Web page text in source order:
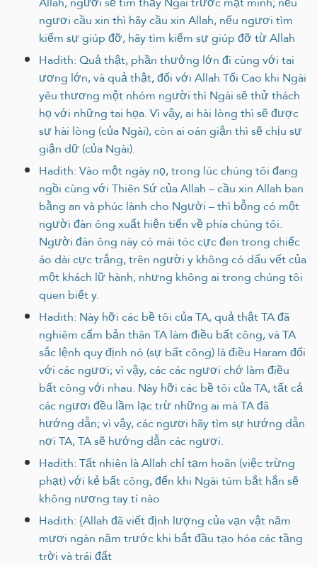
ngươi cầu xin thì hãy cầu xin Allah, nếu ngươi tìm
kiếm sự giúp đỡ, hãy tìm kiếm sự giúp đỡ từ Allah
Hadith: Quả thật, phần thưởng lớn đi cùng với tai
ương lớn, và quả thật, đối với Allah Tối Cao khi Ngài
yêu thương một nhóm người thì Ngài sẽ thử thách
họ với những tai họa. Vì vậy, ai hài lòng thì sẽ được
sự hài lòng (của Ngài), còn ai oán giận thì sẽ chịu sự
giận dữ (của Ngài).
Hadith: Vào một ngày nọ, trong lúc chúng tôi đang
ngồi cùng với Thiên Sứ của Allah – cầu xin Allah ban
bằng an và phúc lành cho Người – thì bỗng có một
người đàn ông xuất hiện tiến về phía chúng tôi.
Người đàn ông này có mái tóc cực đen trong chiếc
áo dài cực trắng, trên người y không có dấu vết của
một khách lữ hành, nhưng không ai trong chúng tôi
quen biết y.
Hadith: Này hỡi các bề tôi của TA, quả thật TA đã
nghiêm cấm bản thân TA làm điều bất công, và TA
sắc lệnh quy định nó (sự bất công) là điều Haram đối
với các ngươi; vì vậy, các các ngươi chớ làm điều
bất công với nhau. Này hỡi các bề tôi của TA, tất cả
các ngươi đều lầm lạc trừ những ai mà TA đã
hướng dẫn; vì vậy, các ngươi hãy tìm sự hướng dẫn
nơi TA, TA sẽ hướng dẫn các ngươi.
Hadith: Tất nhiên là Allah chỉ tạm hoãn (việc trừng
phạt) với kẻ bất công, đến khi Ngài túm bắt hắn sẽ
không nương tay tí nào
Hadith: {Allah đã viết định lượng của vạn vật năm
mươi ngàn năm trước khi bắt đầu tạo hóa các tầng
trời và trái đất